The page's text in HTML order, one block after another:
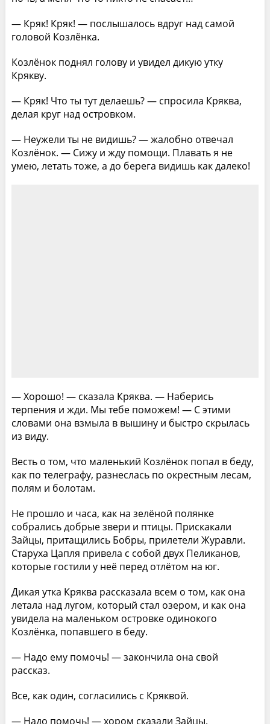
— Кряк! Кряк! — послышалось вдруг над самой
головой Козлёнка.
Козлёнок поднял голову и увидел дикую утку
Крякву.
— Кряк! Что ты тут делаешь? — спросила Кряква,
делая круг над островком.
— Неужели ты не видишь? — жалобно отвечал
Козлёнок. — Сижу и жду помощи. Плавать я не
умею, летать тоже, а до берега видишь как далеко!
— Хорошо! — сказала Кряква. — Наберись
терпения и жди. Мы тебе поможем! — С этими
словами она взмыла в вышину и быстро скрылась
из виду.
Весть о том, что маленький Козлёнок попал в беду,
как по телеграфу, разнеслась по окрестным лесам,
полям и болотам.
Не прошло и часа, как на зелёной полянке
собрались добрые звери и птицы. Прискакали
Зайцы, притащились Бобры, прилетели Журавли.
Старуха Цапля привела с собой двух Пеликанов,
которые гостили у неё перед отлётом на юг.
Дикая утка Кряква рассказала всем о том, как она
летала над лугом, который стал озером, и как она
увидела на маленьком островке одинокого
Козлёнка, попавшего в беду.
— Надо ему помочь! — закончила она свой
рассказ.
Все, как один, согласились с Кряквой.
— Надо помочь! — хором сказали Зайцы.